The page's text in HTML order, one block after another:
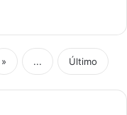
» ... Último